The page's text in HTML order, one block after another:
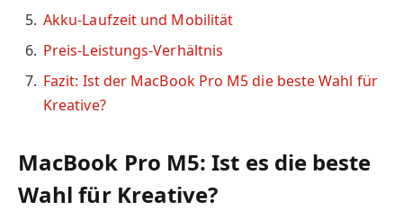
Akku-Laufzeit und Mobilität
Preis-Leistungs-Verhältnis
Fazit: Ist der MacBook Pro M5 die beste Wahl für
Kreative?
MacBook Pro M5: Ist es die beste
Wahl für Kreative?